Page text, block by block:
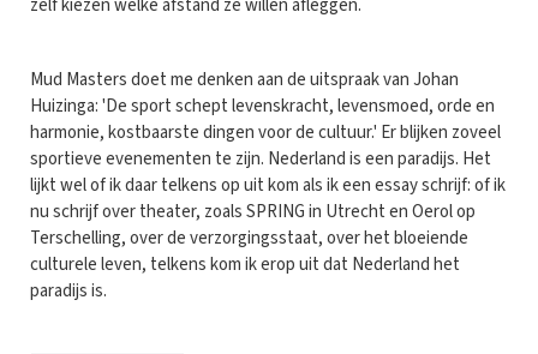
Mud Masters doet me denken aan de uitspraak van Johan
Huizinga: 'De sport schept levenskracht, levensmoed, orde en
harmonie, kostbaarste dingen voor de cultuur.' Er blijken zoveel
sportieve evenementen te zijn. Nederland is een paradijs. Het
lijkt wel of ik daar telkens op uit kom als ik een essay schrijf: of ik
nu schrijf over theater, zoals SPRING in Utrecht en Oerol op
Terschelling, over de verzorgingsstaat, over het bloeiende
culturele leven, telkens kom ik erop uit dat Nederland het
paradijs is.